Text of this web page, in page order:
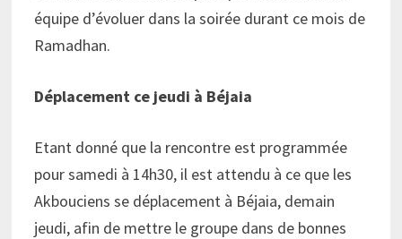
équipe d’évoluer dans la soirée durant ce mois de
Ramadhan.
Déplacement ce jeudi à Béjaia
Etant donné que la rencontre est programmée
pour samedi à 14h30, il est attendu à ce que les
Akbouciens se déplacement à Béjaia, demain
jeudi, afin de mettre le groupe dans de bonnes